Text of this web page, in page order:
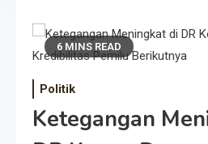
6 MINS READ
Politik
Ketegangan